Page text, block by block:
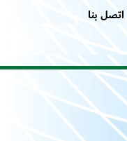
اتصل بنا